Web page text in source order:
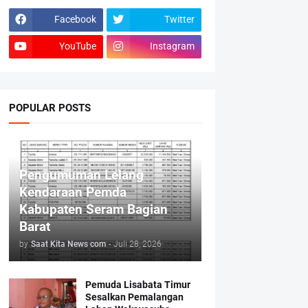
Facebook Twitter
YouTube Instagram
POPULAR POSTS
Pengumuman Lelang
Kendaraan Pemda
Kabupaten Seram Bagian
Barat
by Saat Kita News com - Juli 28, 2026
Pemuda Lisabata Timur
Sesalkan Pemalangan